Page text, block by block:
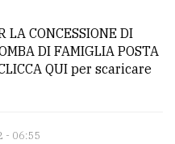
LA CONCESSIONE DI
DI FAMIGLIA POSTA
QUI per scaricare
- 06:55